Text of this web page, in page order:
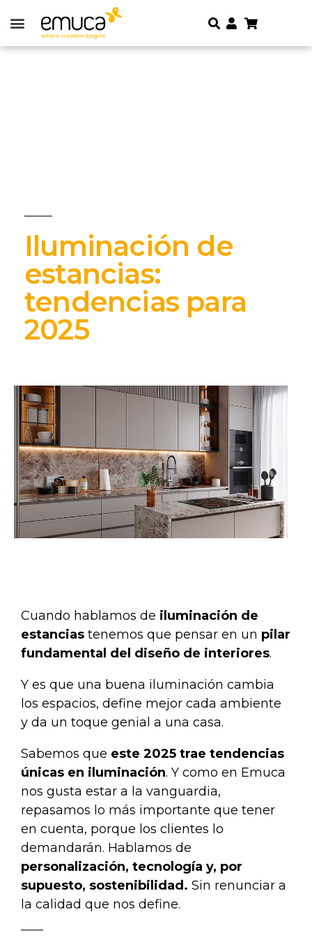
Iluminación de
estancias:
tendencias para
2025
Cuando hablamos de iluminación de
estancias tenemos que pensar en un pilar
fundamental del diseño de interiores.
Y es que una buena iluminación cambia
los espacios, define mejor cada ambiente
y da un toque genial a una casa.
Sabemos que este 2025 trae tendencias
únicas en iluminación. Y como en Emuca
nos gusta estar a la vanguardia,
repasamos lo más importante que tener
en cuenta, porque los clientes lo
demandarán. Hablamos de
personalización, tecnología y, por
supuesto, sostenibilidad. Sin renunciar a
la calidad que nos define.